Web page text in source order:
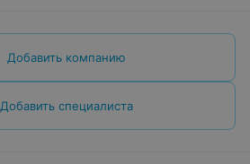
Добавить компанию
Добавить специалиста